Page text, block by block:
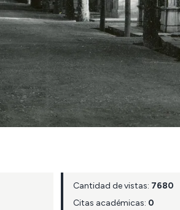
Cantidad de vistas: 7680
Citas académicas: 0